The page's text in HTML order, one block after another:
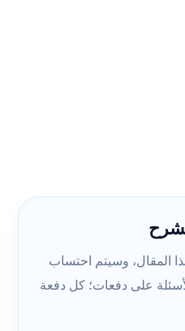
المقال، وسيتم احتساب
على دفعات؛ كل دفعة